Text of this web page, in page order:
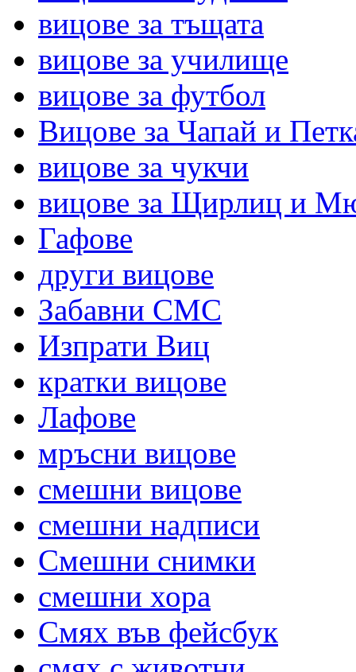
вицове за тъщата
вицове за училище
вицове за футбол
Вицове за Чапай и
вицове за чукчи
вицове за Щирлиц и
Гафове
други вицове
Забавни СМС
Изпрати Виц
кратки вицове
Лафове
мръсни вицове
смешни вицове
смешни надписи
Смешни снимки
смешни хора
Смях във фейсбук